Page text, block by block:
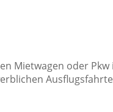
Mietwagen oder Pkw